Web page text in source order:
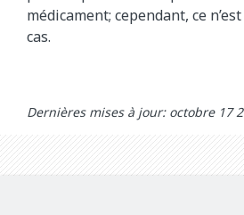
médicament; cependant, ce
cas.
Dernières mises à jour: octobre 17